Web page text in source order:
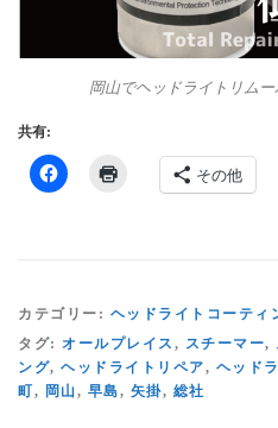
岡山でヘッドライトリムー
共有:
その他
カテゴリー: ヘッドライトコーティ
タグ: オールプレイス , スチーマー,
ング, ヘッドライトリペア, ヘッド
町, 岡山, 早島, 矢掛, 総社